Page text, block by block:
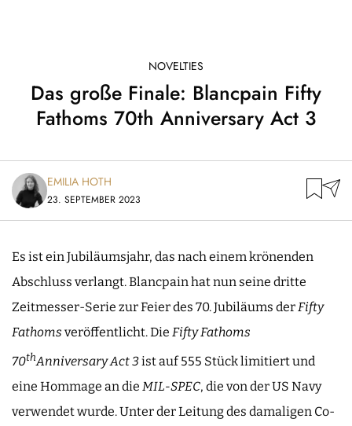
NOVELTIES
Das große Finale: Blancpain Fifty
Fathoms 70th Anniversary Act 3
EMILIA HOTH
23. SEPTEMBER 2023
Es ist ein Jubiläumsjahr, das nach einem krönenden
Abschluss verlangt. Blancpain hat nun seine dritte
Zeitmesser-Serie zur Feier des 70. Jubiläums derFifty
Fathoms veröffentlicht. Die Fifty Fathoms
70thAnniversary Act 3ist auf 555 Stück limitiert und
eine Hommage an die MIL-SPEC, die von der US Navy
verwendet wurde. Unter der Leitung des damaligen Co-